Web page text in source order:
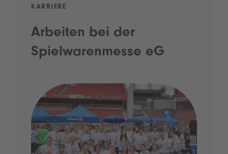
KARRIERE
Arbeiten bei der
Spielwarenmesse eG